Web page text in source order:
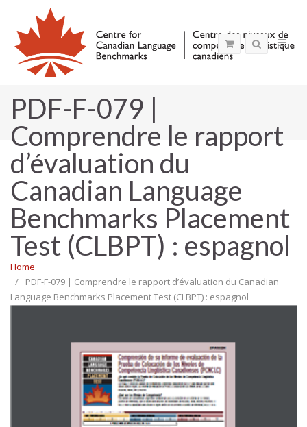
PDF-F-079 |
Comprendre le rapport
d’évaluation du
Canadian Language
Benchmarks Placement
Test (CLBPT) : espagnol
Home
PDF-F-079 | Comprendre le rapport d’évaluation du Canadian
Language Benchmarks Placement Test (CLBPT) : espagnol